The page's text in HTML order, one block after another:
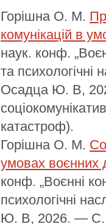
Горішна О. М.
комунікацій в
наук. конф.
та
Осадца Ю. В,
катастроф).
Горішна О. М.
умовах воєнних
конф. „Воєнні
психологічні
Ю. В, 2026. — С.